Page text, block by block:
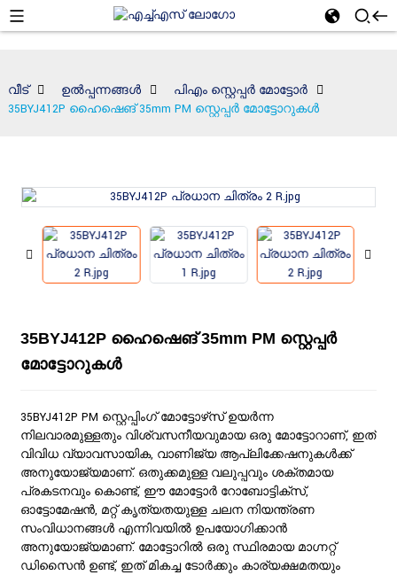
വീട് ഉൽപ്പന്നങ്ങൾ
പിഎം സ്റ്റെപ്പർ മോട്ടോർ
35BYJ412P ഹൈഷെങ് 35mm PM സ്റ്റെപ്പർ മോട്ടോറുകൾ
35BYJ412P ഹൈഷെങ് 35mm PM സ്റ്റെപ്പർ
മോട്ടോറുകൾ
35BYJ412P PM സ്റ്റെപ്പിംഗ് മോട്ടോഴ്‌സ് ഉയർന്ന
നിലവാരമുള്ളതും വിശ്വസനീയവുമായ ഒരു മോട്ടോറാണ്, ഇത്
വിവിധ വ്യാവസായിക, വാണിജ്യ ആപ്ലിക്കേഷനുകൾക്ക്
അനുയോജ്യമാണ്. ഒതുക്കമുള്ള വലുപ്പവും ശക്തമായ
പ്രകടനവും കൊണ്ട്, ഈ മോട്ടോർ റോബോട്ടിക്സ്,
ഓട്ടോമേഷൻ, മറ്റ് കൃത്യതയുള്ള ചലന നിയന്ത്രണ
സംവിധാനങ്ങൾ എന്നിവയിൽ ഉപയോഗിക്കാൻ
അനുയോജ്യമാണ്. മോട്ടോറിൽ ഒരു സ്ഥിരമായ മാഗ്നറ്റ്
ഡിസൈൻ ഉണ്ട്, ഇത് മികച്ച ടോർക്കും കാര്യക്ഷമതയും